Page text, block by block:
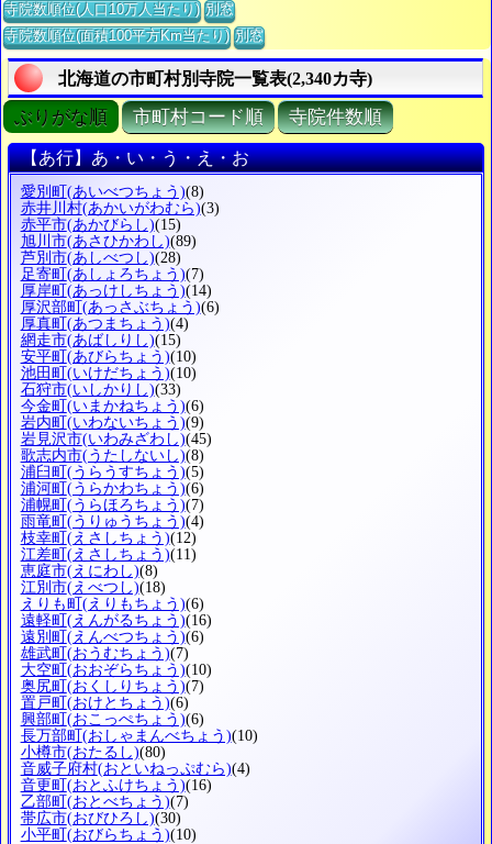
寺院数順位(人口10万人当たり) 別窓
寺院数順位(面積100平方Km当たり) 別窓
北海道の市町村別寺院一覧表(2,340カ寺)
ぶりがな順 市町村コード順 寺院件数順
【あ行】あ・い・う・え・お
愛別町 (あいべつちょう)(8)
赤井川村(あかいがわむら)(3)
赤平市(あかびらし)(15)
旭川市(あさひかわし)(89)
芦別市(あしべつし)(28)
足寄町 (あしょろちょう)(7)
厚岸町 (あっけしちょう)(14)
厚沢部町 (あっさぶちょう)(6)
厚真町 (あつまちょう)(4)
網走市(あばしりし)(15)
安平町 (あびらちょう)(10)
池田町 (いけだちょう)(10)
石狩市(いしかりし)(33)
今金町 (いまかねちょう)(6)
岩内町 (いわないちょう)(9)
岩見沢市(いわみざわし)(45)
歌志内市(うたしないし)(8)
浦臼町 (うらうすちょう)(5)
浦河町 (うらかわちょう)(6)
浦幌町 (うらほろちょう)(7)
雨竜町 (うりゅうちょう)(4)
枝幸町 (えさしちょう)(12)
江差町 (えさしちょう)(11)
恵庭市(えにわし)(8)
江別市(えべつし)(18)
えりも町 (えりもちょう)(6)
遠軽町 (えんがるちょう)(16)
遠別町 (えんべつちょう)(6)
雄武町 (おうむちょう)(7)
大空町 (おおぞらちょう)(10)
奥尻町 (おくしりちょう)(7)
置戸町 (おけとちょう)(6)
興部町 (おこっぺちょう)(6)
長万部町 (おしゃまんべちょう)(10)
小樽市(おたるし)(80)
音威子府村(おといねっぷむら)(4)
音更町 (おとふけちょう)(16)
乙部町 (おとべちょう)(7)
帯広市(おびひろし)(30)
小平町 (おびらちょう)(10)